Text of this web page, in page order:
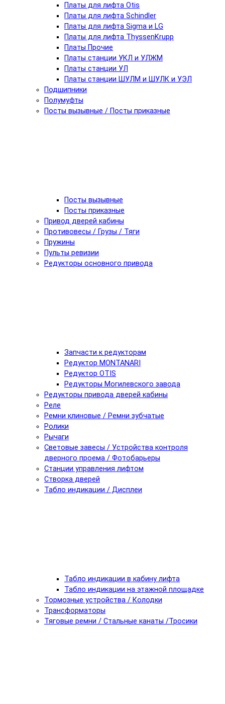
Платы для лифта Otis
Платы для лифта Schindler
Платы для лифта Sigma и LG
Платы для лифта ThyssenKrupp
Платы Прочие
Платы станции УКЛ и УЛЖМ
Платы станции УЛ
Платы станции ШУЛМ и ШУЛК и УЭЛ
Подшипники
Полумуфты
Посты вызывные / Посты приказные
Посты вызывные
Посты приказные
Привод дверей кабины
Противовесы / Грузы / Тяги
Пружины
Пульты ревизии
Редукторы основного привода
Запчасти к редукторам
Редуктор MONTANARI
Редуктор OTIS
Редукторы Могилевского завода
Редукторы привода дверей кабины
Реле
Ремни клиновые / Ремни зубчатые
Ролики
Рычаги
Световые завесы / Устройства контроля
дверного проема / Фотобарьеры
Станции управления лифтом
Створка дверей
Табло индикации / Дисплеи
Табло индикации в кабину лифта
Табло индикации на этажной площадке
Тормозные устройства / Колодки
Трансформаторы
Тяговые ремни / Стальные канаты /Тросики